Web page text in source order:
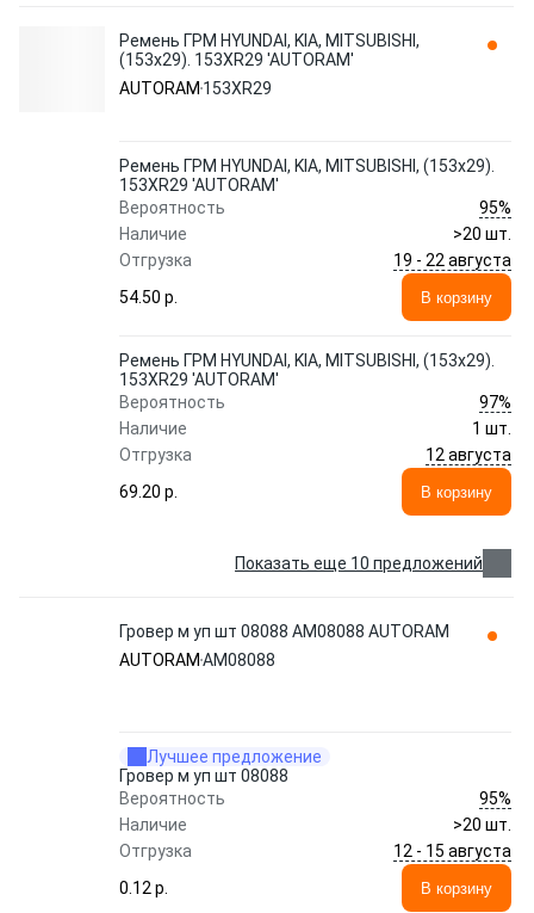
Ремень ГРМ HYUNDAI, KIA, MITSUBISHI,
(153x29). 153XR29 'AUTORAM'
AUTORAM 153XR29
Ремень ГРМ HYUNDAI, KIA, MITSUBISHI, (153x29).
153XR29 'AUTORAM'
Вероятность
95%
Наличие
>20 шт.
Отгрузка
19 - 22 августа
54.50 p.
В корзину
Ремень ГРМ HYUNDAI, KIA, MITSUBISHI, (153x29).
153XR29 'AUTORAM'
Вероятность
97%
Наличие
1 шт.
Отгрузка
12 августа
69.20 p.
В корзину
Показать еще 10 предложений
Гровер м уп шт 08088 AM08088 AUTORAM
AUTORAM AM08088
Лучшее предложение
Гровер м уп шт 08088
Вероятность
95%
Наличие
>20 шт.
Отгрузка
12 - 15 августа
0.12 p.
В корзину